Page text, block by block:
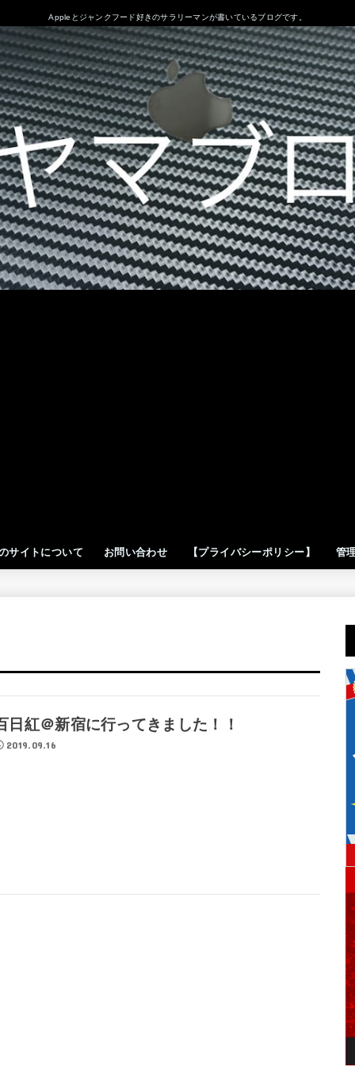
Appleとジャンクフード好きのサラリーマンが書いているブログです。
サイトについて お問い合わせ 【プライバシーポリシー】 管
日紅＠新宿に行ってきました！！
2019.09.16